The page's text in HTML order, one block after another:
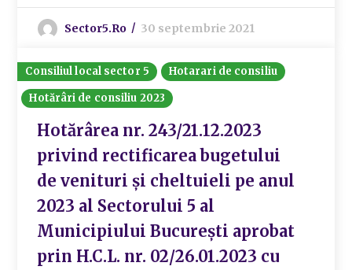
Sector5.ro 30 septembrie 2021
Consiliul local sector 5
Hotarari de consiliu
Hotărâri de consiliu 2023
Hotărârea nr. 243/21.12.2023
privind rectificarea bugetului
de venituri și cheltuieli pe anul
2023 al Sectorului 5 al
Municipiului București aprobat
prin H.C.L. nr. 02/26.01.2023 cu